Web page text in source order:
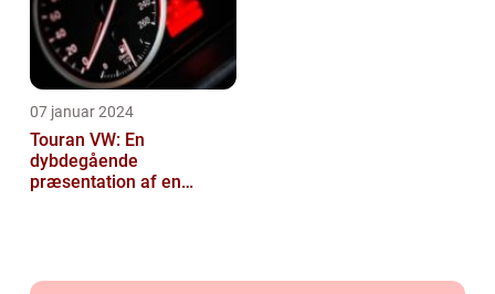
07 januar 2024
Touran VW: En
dybdegående
præsentation af en